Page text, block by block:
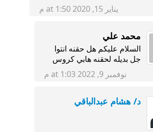
يناير 15, 2020 at 1:50 م
محمد علي
السلام عليكم هل حقنه انتوا
جل بديله لحقنه هابي كروس
نوفمبر 9, 2022 at 1:03 م
د/ هشام عبدالباقي